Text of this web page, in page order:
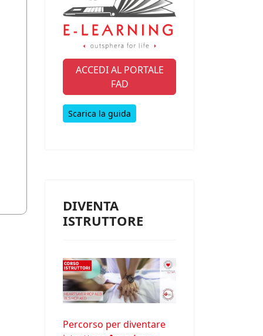
ACCEDI AL PORTALE
FAD
Scarica la guida
DIVENTA
ISTRUTTORE
Percorso per diventare